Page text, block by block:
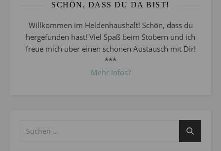
SCHÖN, DASS DU DA BIST!
Willkommen im Heldenhaushalt! Schön, dass du
hergefunden hast! Viel Spaß beim Stöbern und ich
freue mich über einen schönen Austausch mit Dir!
***
Mehr Infos?